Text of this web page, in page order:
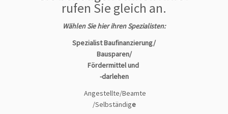
rufen Sie gleich an.
Wählen Sie hier ihren Spezialisten:
Spezialist Baufinanzierung/
Bausparen/
Fördermittel und
-darlehen
Angestellte/Beamte
/Selbständige